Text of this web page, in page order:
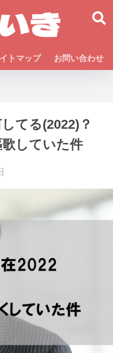
トマップ お問い合わせ
てる(2022)？
していた件